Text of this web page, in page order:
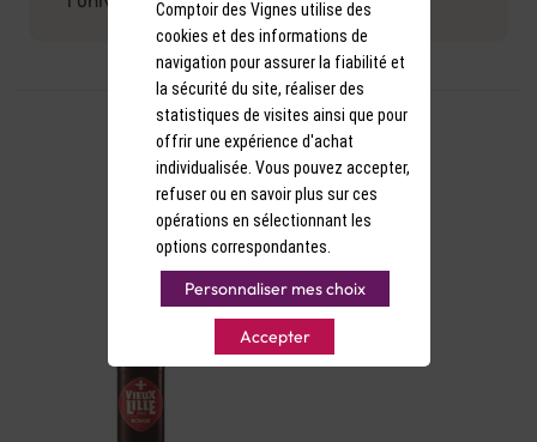
profondeur. Son goût légèrement sucré et sa
pointe d'amertume créent un équilibre
harmonieux qui plaît à tous les palais.
Comptoir des Vignes utilise des
cookies et des informations de
navigation pour assurer la fiabilité et
la sécurité du site, réaliser des
statistiques de visites ainsi que pour
offrir une expérience d'achat
individualisée. Vous pouvez accepter,
refuser ou en savoir plus sur ces
opérations en sélectionnant les
options correspondantes.
Personnaliser mes choix
Accepter